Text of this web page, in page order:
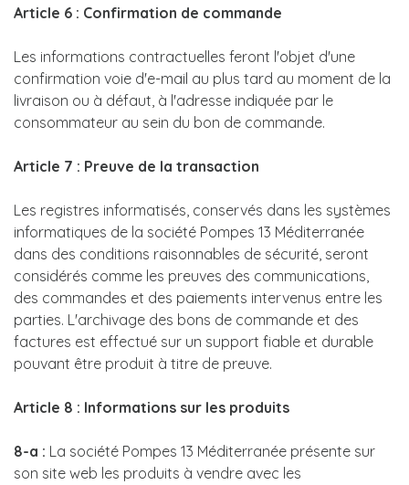
Article 6 : Confirmation de commande
Les informations contractuelles feront l'objet d'une
confirmation voie d'e-mail au plus tard au moment de la
livraison ou à défaut, à l'adresse indiquée par le
consommateur au sein du bon de commande.
Article 7 : Preuve de la transaction
Les registres informatisés, conservés dans les systèmes
informatiques de la société Pompes 13 Méditerranée
dans des conditions raisonnables de sécurité, seront
considérés comme les preuves des communications,
des commandes et des paiements intervenus entre les
parties. L'archivage des bons de commande et des
factures est effectué sur un support fiable et durable
pouvant être produit à titre de preuve.
Article 8 : Informations sur les produits
8-a : La société Pompes 13 Méditerranée présente sur
son site web les produits à vendre avec les